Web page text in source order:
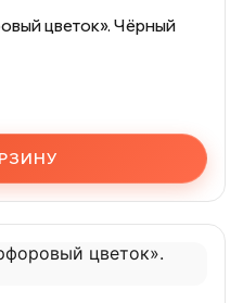
цветок». Чёрный